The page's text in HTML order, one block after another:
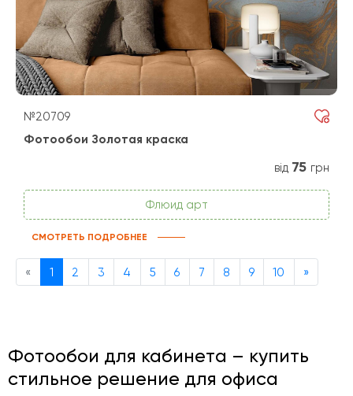
№20709
Фотообои Золотая краска
від 75 грн
Флюид арт
СМОТРЕТЬ ПОДРОБНЕЕ
« Previous
1 2 3 4 5 6 7 8 9 10 »Next
Фотообои для кабинета – купить
стильное решение для офиса